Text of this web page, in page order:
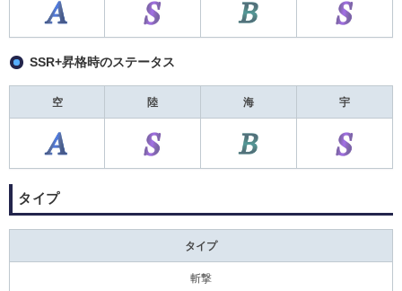
SSR+昇格時のステータス
空 陸 海 宇
タイプ
タイプ
斬撃